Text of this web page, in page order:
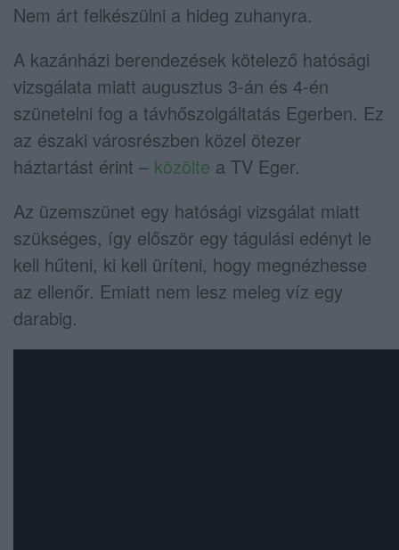
Nem árt felkészülni a hideg zuhanyra.
A kazánházi berendezések kötelező hatósági
vizsgálata miatt augusztus 3-án és 4-én
szünetelni fog a távhőszolgáltatás Egerben. Ez
az északi városrészben közel ötezer
háztartást érint – közölte a TV Eger.
Az üzemszünet egy hatósági vizsgálat miatt
szükséges, így először egy tágulási edényt le
kell hűteni, ki kell üríteni, hogy megnézhesse
az ellenőr. Emiatt nem lesz meleg víz egy
darabig.